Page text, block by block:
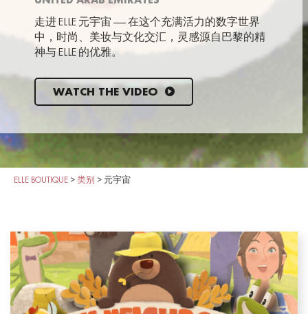
走进 ELLE 元宇宙 —— 在这个充满活力的数字世界
中，时尚、美妆与文化交汇，灵感源自巴黎的精
神与 ELLE 的优雅。
WATCH THE VIDEO
ELLE BOUTIQUE > 类别 > 元宇宙